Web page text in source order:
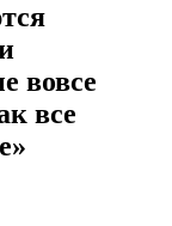
вовсе
все